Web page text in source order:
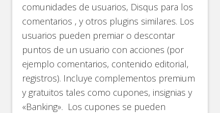
comunidades de usuarios, Disqus para los
comentarios , y otros plugins similares. Los
usuarios pueden premiar o descontar
puntos de un usuario con acciones (por
ejemplo comentarios, contenido editorial,
registros). Incluye complementos premium
y gratuitos tales como cupones, insignias y
«Banking». Los cupones se pueden